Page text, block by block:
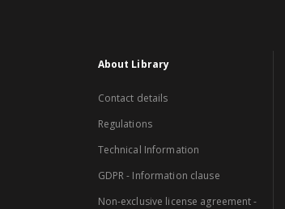
About Library
Contact details
Regulations
Technical Information
GDPR - Information clause
Non-exclusive license agreement -